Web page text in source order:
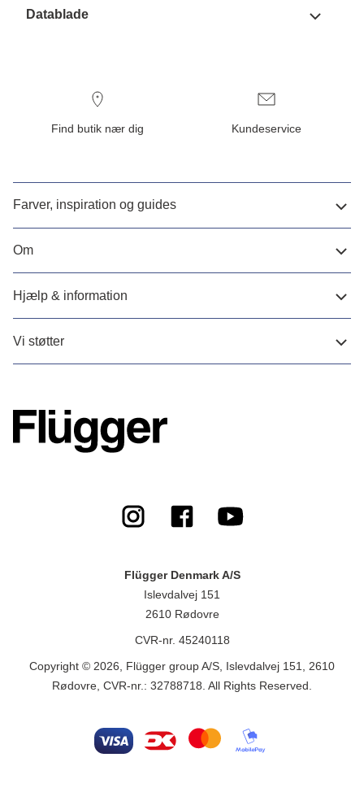
Datablade
Find butik nær dig Kundeservice
Farver, inspiration og guides
Om
Hjælp & information
Vi støtter
Flügger Denmark A/S
Islevdalvej 151
2610 Rødovre
CVR-nr. 45240118
Copyright © 2026, Flügger group A/S, Islevdalvej 151, 2610
Rødovre, CVR-nr.: 32788718. All Rights Reserved.